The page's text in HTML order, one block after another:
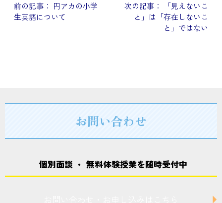
投
ン
前の記事： 円アカの小学
生英語について
次の記事：
「見えないこ
と」は「存在しないこ
と」ではない
お問い合わせ
個別面談 ・ 無料体験授業を随時受付中